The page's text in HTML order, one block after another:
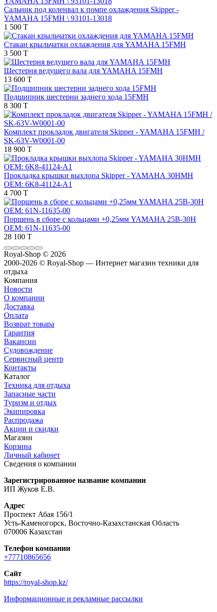
Сальник под коленвал к помпе охлаждения Skipper -
YAMAHA 15FMH \ 93101-13018
1 500 T
Стакан крыльчатки охлаждения для YAMAHA 15FMH
3 500 T
Шестерня ведущего вала для YAMAHA 15FMH
13 600 T
Подшипник шестерни заднего хода 15FMH
8 300 T
Комплект прокладок двигателя Skipper - YAMAHA 15FMH /
SK-63V-W0001-00
18 900 T
Прокладка крышки выхлопа Skipper - YAMAHA 30HMH
OEM: 6K8-41124-A1
4 700 T
Поршень в сборе с кольцами +0,25мм YAMAHA 25B-30H
OEM: 61N-11635-00
28 100 T
Royal-Shop © 2026
2000-2026 © Royal-Shop — Интернет магазин техники для
отдыха
Компания
Новости
О компании
Доставка
Оплата
Возврат товара
Гарантия
Вакансии
Судовождение
Сервисный центр
Контакты
Каталог
Техника для отдыха
Запасные части
Туризм и отдых
Экипировка
Распродажа
Акции и скидки
Магазин
Корзина
Личный кабинет
Сведения о компании
Зарегистрированное название компании
ИП Жуков Е.В.
Адрес
Проспект Абая 156/1
Усть-Каменогорск, Восточно-Казахстанская Область
070006 Казахстан
Телефон компании
+77710865656
Сайт
https://royal-shop.kz/
Информационные и рекламные рассылки